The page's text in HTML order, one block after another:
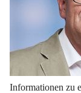
Informationen zu